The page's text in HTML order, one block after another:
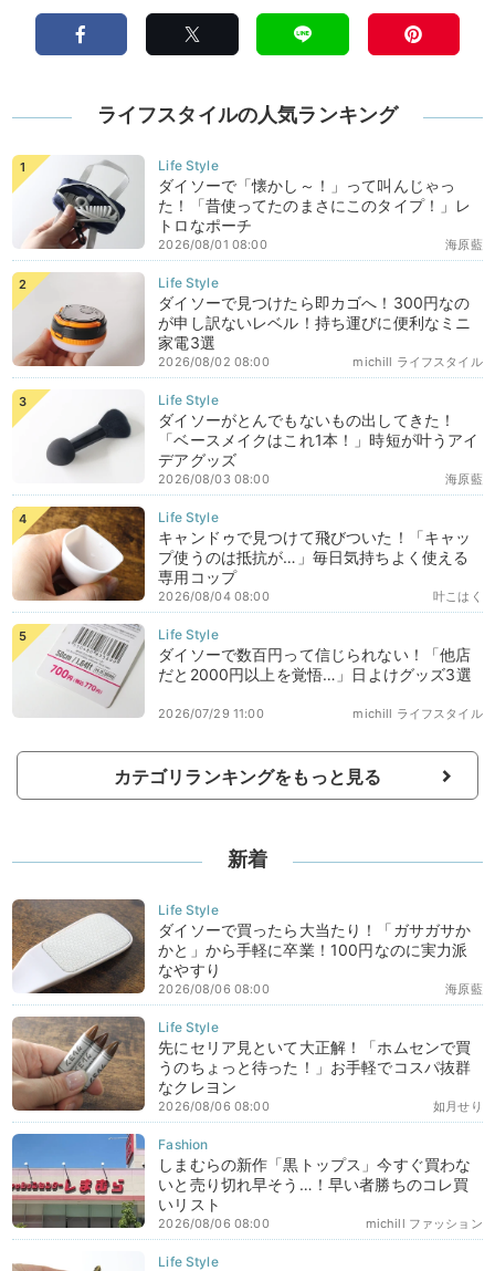
ライフスタイルの人気ランキング
ダイソーで「懐かし～！」って叫んじゃっ
た！「昔使ってたのまさにこのタイプ！」レ
トロなポーチ
海原藍
2026/08/01 08:00
ダイソーで見つけたら即カゴへ！300円なの
が申し訳ないレベル！持ち運びに便利なミニ
家電3選
michill ライフスタイル
2026/08/02 08:00
ダイソーがとんでもないもの出してきた！
「ベースメイクはこれ1本！」時短が叶うアイ
デアグッズ
海原藍
2026/08/03 08:00
キャンドゥで見つけて飛びついた！「キャッ
プ使うのは抵抗が…」毎日気持ちよく使える
専用コップ
叶こはく
2026/08/04 08:00
ダイソーで数百円って信じられない！「他店
だと2000円以上を覚悟…」日よけグッズ3選
michill ライフスタイル
2026/07/29 11:00
カテゴリランキングをもっと見る
新着
ダイソーで買ったら大当たり！「ガサガサか
かと」から手軽に卒業！100円なのに実力派
なやすり
海原藍
2026/08/06 08:00
先にセリア見といて大正解！「ホムセンで買
うのちょっと待った！」お手軽でコスパ抜群
なクレヨン
如月せり
2026/08/06 08:00
しまむらの新作「黒トップス」今すぐ買わな
いと売り切れ早そう…！早い者勝ちのコレ買
いリスト
michill ファッション
2026/08/06 08:00